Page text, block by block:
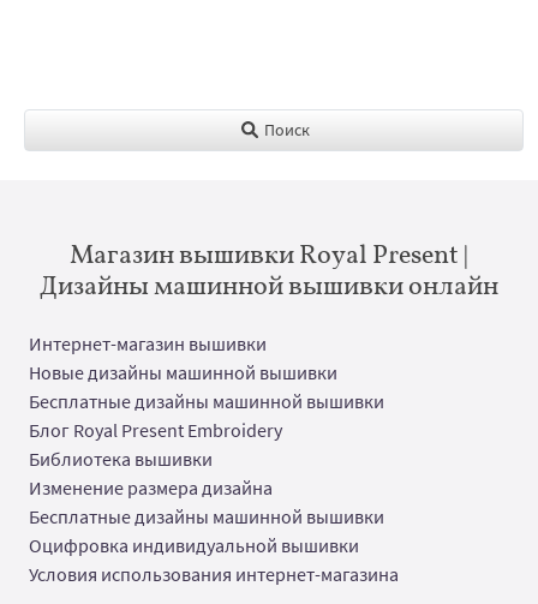
Поиск
Магазин вышивки Royal Present |
Дизайны машинной вышивки онлайн
Интернет-магазин вышивки
Новые дизайны машинной вышивки
Бесплатные дизайны машинной вышивки
Блог Royal Present Embroidery
Библиотека вышивки
Изменение размера дизайна
Бесплатные дизайны машинной вышивки
Оцифровка индивидуальной вышивки
Условия использования интернет-магазина